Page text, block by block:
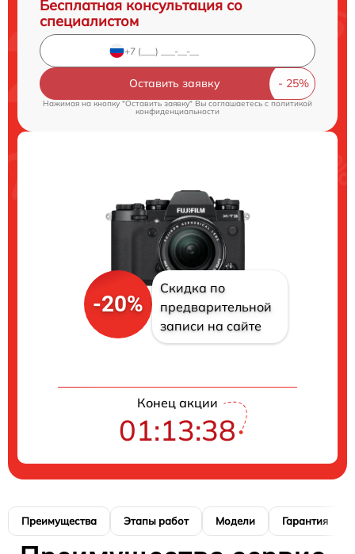
Бесплатная консультация со
специалистом
Оставить заявку
Нажимая на кнопку "Оставить заявку" Вы соглашаетесь c политикой
конфиденциальности
-20%
Скидка по
предварительной
записи на сайте
Конец акции
01:13:37
Преимущества Этапы работ Модели Гарантия